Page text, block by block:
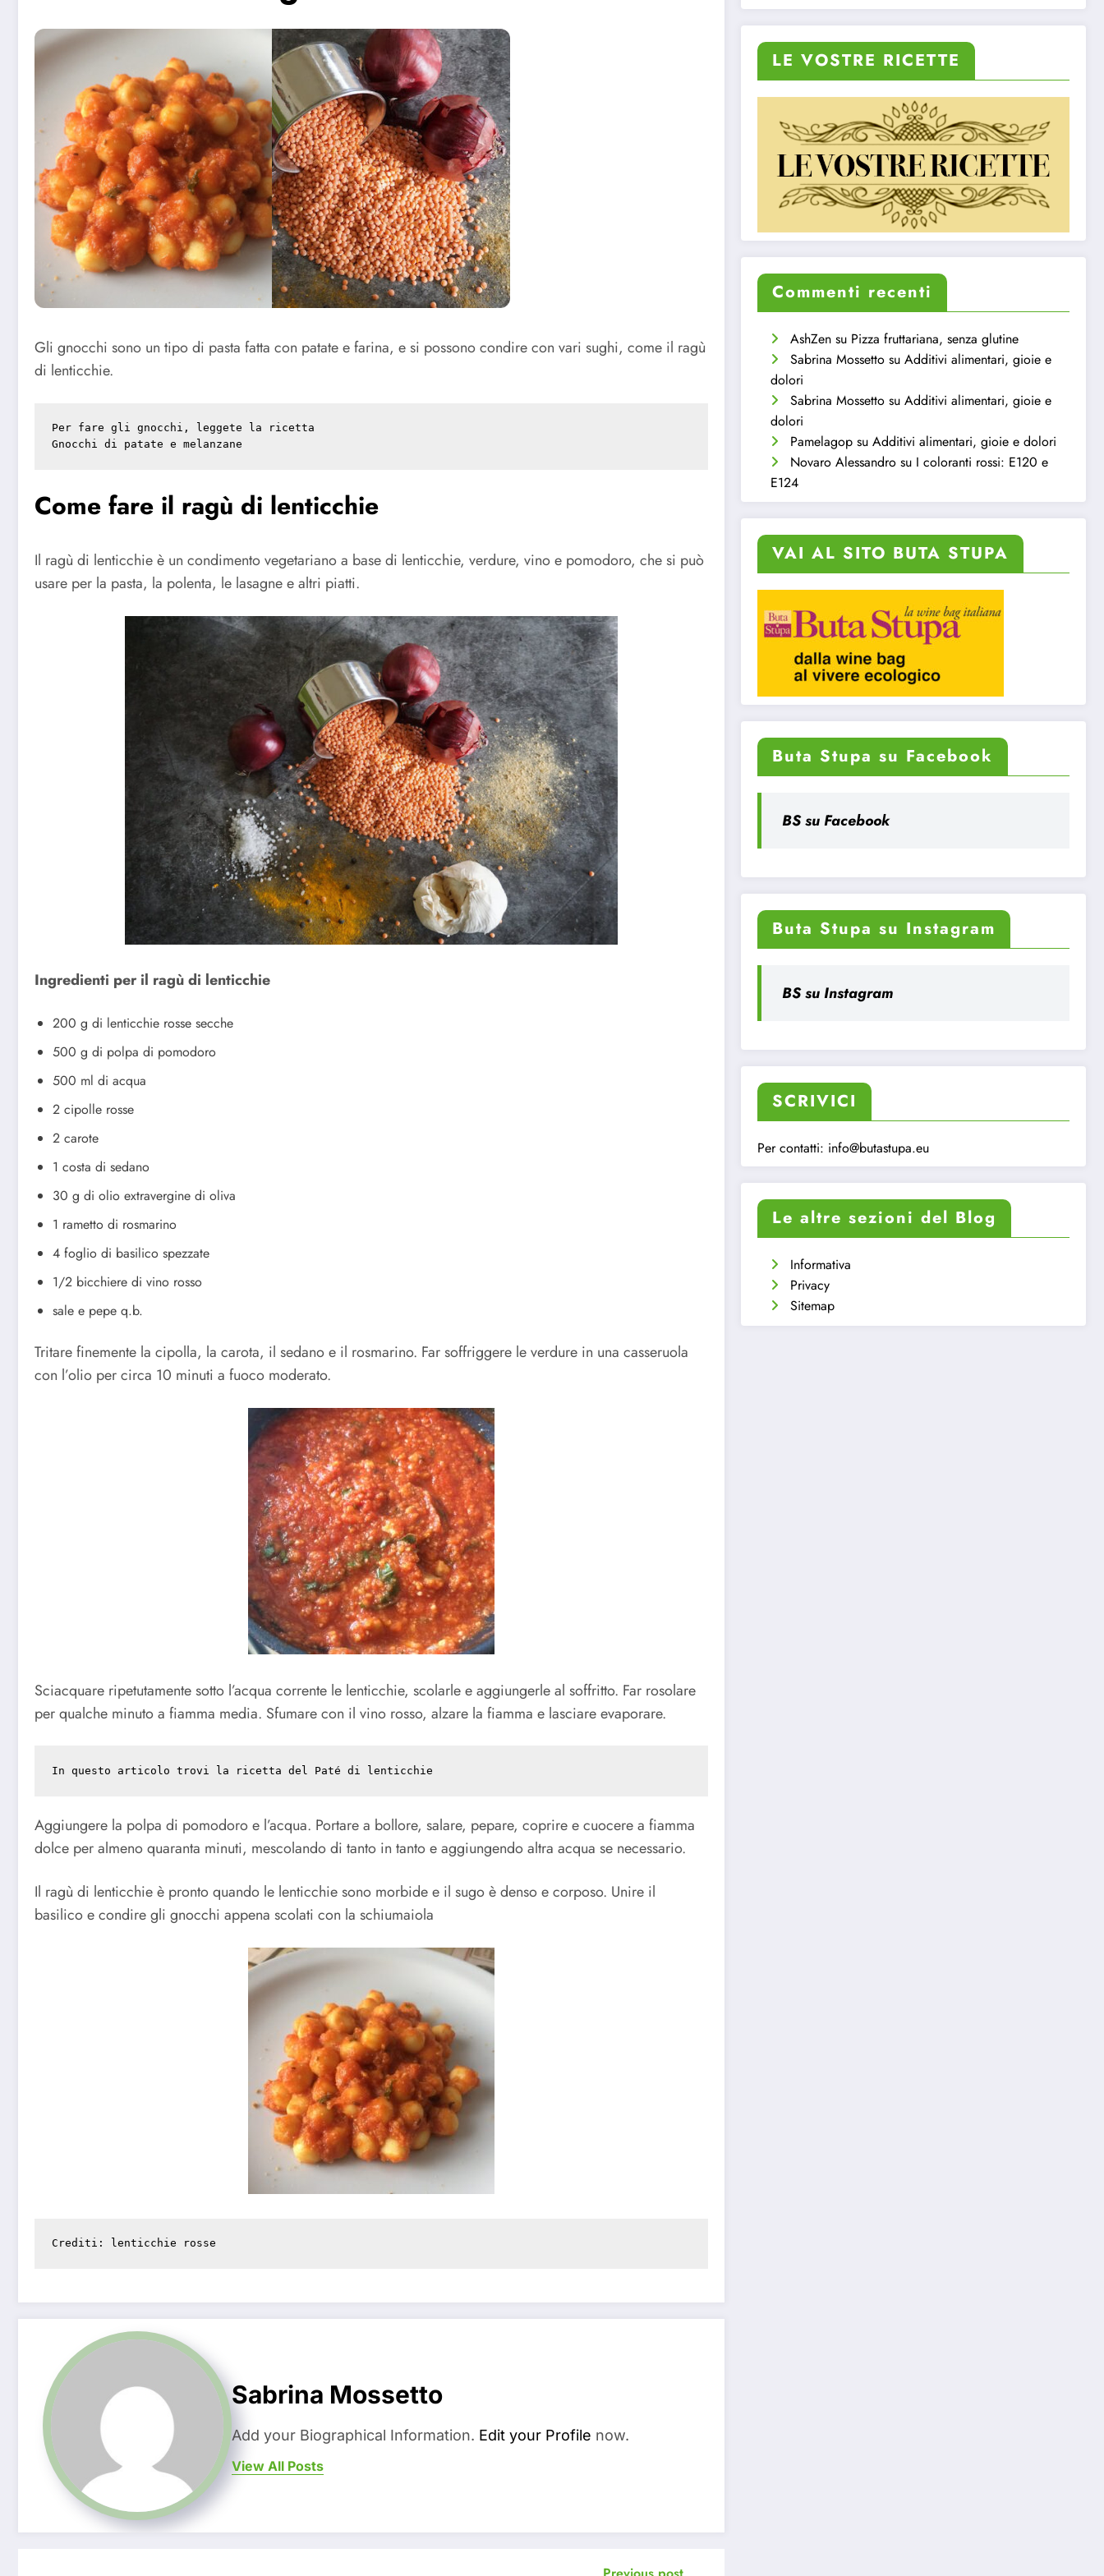
Gli gnocchi sono un tipo di pasta fatta con patate e farina, e si possono condire con vari sughi, come il ragù
di lenticchie.
Gnocchi di patate e melanzane
Come fare il ragù di lenticchie
Il ragù di lenticchie è un condimento vegetariano a base di lenticchie, verdure, vino e pomodoro, che si può
usare per la pasta, la polenta, le lasagne e altri piatti.
Ingredienti per il ragù di lenticchie
200 g di lenticchie rosse secche
500 g di polpa di pomodoro
500 ml di acqua
2 cipolle rosse
2 carote
1 costa di sedano
30 g di olio extravergine di oliva
1 rametto di rosmarino
4 foglio di basilico spezzate
1/2 bicchiere di vino rosso
sale e pepe q.b.
Tritare finemente la cipolla, la carota, il sedano e il rosmarino. Far soffriggere le verdure in una casseruola
con l’olio per circa 10 minuti a fuoco moderato.
Sciacquare ripetutamente sotto l’acqua corrente le lenticchie, scolarle e aggiungerle al soffritto. Far rosolare
per qualche minuto a fiamma media. Sfumare con il vino rosso, alzare la fiamma e lasciare evaporare.
In questo articolo trovi la ricetta del Paté di lenticchie
Aggiungere la polpa di pomodoro e l’acqua. Portare a bollore, salare, pepare, coprire e cuocere a fiamma
dolce per almeno quaranta minuti, mescolando di tanto in tanto e aggiungendo altra acqua se necessario.
Il ragù di lenticchie è pronto quando le lenticchie sono morbide e il sugo è denso e corposo. Unire il
basilico e condire gli gnocchi appena scolati con la schiumaiola
Crediti: lenticchie rosse
Sabrina Mossetto
Add your Biographical Information. Edit your Profile now.
View All Posts
LE VOSTRE RICETTE
Commenti recenti
AshZen su Pizza fruttariana, senza glutine
Sabrina Mossetto suAdditivi alimentari, gioie e
dolori
Sabrina Mossetto suAdditivi alimentari, gioie e
dolori
Pamelagop suAdditivi alimentari, gioie e dolori
Novaro Alessandro su I coloranti rossi: E120 e
E124
VAI AL SITO BUTA STUPA
Buta Stupa su Facebook
BS su Facebook
Buta Stupa su Instagram
BS su Instagram
SCRIVICI
Per contatti: info@butastupa.eu
Le altre sezioni del Blog
Informativa
Privacy
Sitemap